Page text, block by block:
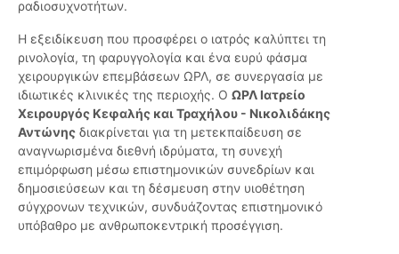
ραδιοσυχνοτήτων.
Η εξειδίκευση που προσφέρει ο ιατρός καλύπτει τη
ρινολογία, τη φαρυγγολογία και ένα ευρύ φάσμα
χειρουργικών επεμβάσεων ΩΡΛ, σε συνεργασία με
ιδιωτικές κλινικές της περιοχής. Ο ΩΡΛ Ιατρείο
Χειρουργός Κεφαλής και Τραχήλου - Νικολιδάκης
Αντώνης διακρίνεται για τη μετεκπαίδευση σε
αναγνωρισμένα διεθνή ιδρύματα, τη συνεχή
επιμόρφωση μέσω επιστημονικών συνεδρίων και
δημοσιεύσεων και τη δέσμευση στην υιοθέτηση
σύγχρονων τεχνικών, συνδυάζοντας επιστημονικό
υπόβαθρο με ανθρωποκεντρική προσέγγιση.